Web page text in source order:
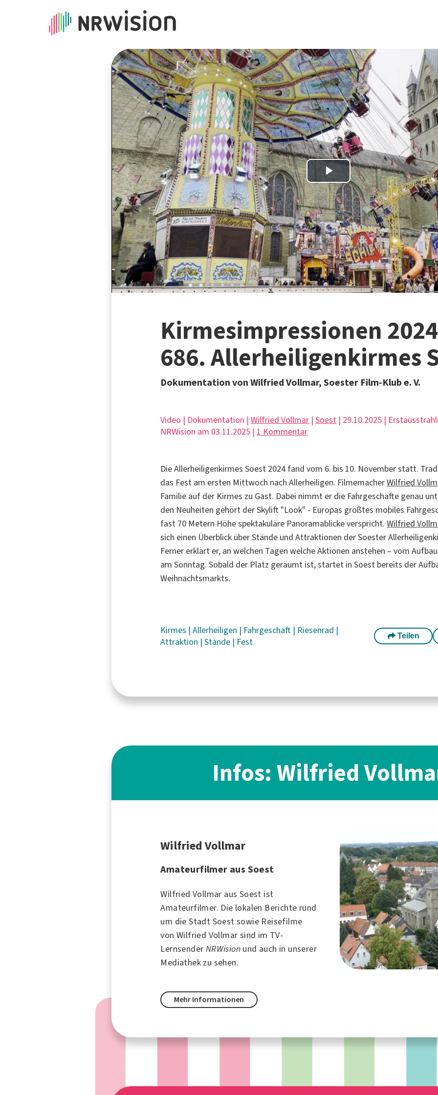
Play
Video
Kirmesimpressionen
686. Allerheiligenkirmes
Dokumentation von Wilfried Vollmar, Soester Film-Klub e. V.
Video | Dokumentation |Wilfried Vollmar |Soest | 29.10.2025 |
NRWision am 03.11.2025 | 1 Kommentar
Die Allerheiligenkirmes Soest 2024 fand vom 6. bis 10. November statt.
das Fest am ersten Mittwoch nach Allerheiligen. FilmemacherWilfried
Familie auf der Kirmes zu Gast. Dabei nimmt er die Fahrgeschäfte genau
den Neuheiten gehört der Skylift "Look" - Europas größtes mobiles
fast 70 Metern Höhe spektakuläre Panoramablicke verspricht.Wilfried
sich einen Überblick über Stände und Attraktionen der Soester
Ferner erklärt er, an welchen Tagen welche Aktionen anstehen – vom
am Sonntag. Sobald der Platz geräumt ist, startet in Soest bereits der
Weihnachtsmarkts.
Kirmes |Allerheiligen | Fahrgeschäft | Riesenrad |
Attraktion |Stände | Fest
Teilen
Infos: Wilfried
Wilfried Vollmar
Amateurfilmer aus Soest
Wilfried Vollmar aus Soest ist
Amateurfilmer. Die lokalen Berichte rund
um die Stadt Soest sowie Reisefilme
von Wilfried Vollmar sind im TV-
Lernsender NRWision und auch in unserer
Mediathek zu sehen.
Mehr Informationen